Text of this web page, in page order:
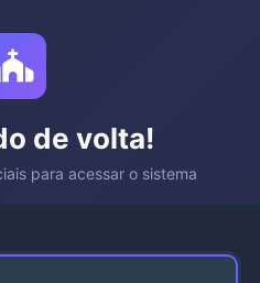
de volta!
para acessar o sistema